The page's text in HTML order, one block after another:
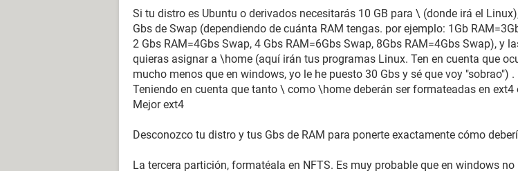
Si tu distro es Ubuntu o derivados necesitarás 10 GB para \ (donde irá el
Gbs de Swap (dependiendo de cuánta RAM tengas. por ejemplo: 1Gb
2 Gbs RAM=4Gbs Swap, 4 Gbs RAM=6Gbs Swap, 8Gbs RAM=4Gbs Swap), y
quieras asignar a \home (aquí irán tus programas Linux. Ten en cuenta que
mucho menos que en windows, yo le he puesto 30 Gbs y sé que voy "sobrao") .
Teniendo en cuenta que tanto \ como \home deberán ser formateadas en ext4
Mejor ext4
Desconozco tu distro y tus Gbs de RAM para ponerte exactamente cómo
La tercera partición, formatéala en NFTS. Es muy probable que en windows no